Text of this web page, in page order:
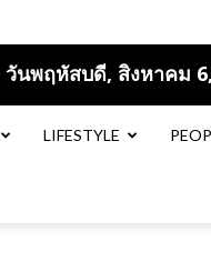
วันพฤหัสบดี, สิงหาคม
LIFESTYLE